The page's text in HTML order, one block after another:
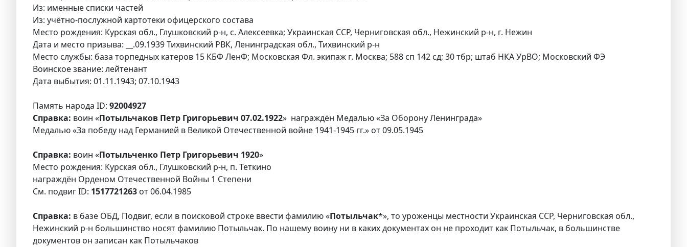
Из: именные списки частей
Из: учётно-послужной картотеки офицерского состава
Место рождения: Курская обл., Глушковский р-н, с. Алексеевка; Украинская ССР, Черниговская обл., Нежинский р-н, г. Нежин
Дата и место призыва: __.09.1939 Тихвинский РВК, Ленинградская обл., Тихвинский р-н
Место службы: база торпедных катеров 15 КБФ ЛенФ; Московская Фл. экипаж г. Москва; 588 сп 142 сд; 30 тбр; штаб НКА УрВО; Московский ФЭ
Воинское звание: лейтенант
Дата выбытия: 01.11.1943; 07.10.1943
Память народа ID: 92004927
Справка: воин «Потыльчаков Петр Григорьевич 07.02.1922» награждён Медалью «За Оборону Ленинграда»
Медалью «За победу над Германией в Великой Отечественной войне 1941-1945 гг.» от 09.05.1945
Справка: воин «Потыльченко Петр Григорьевич 1920»
Место рождения: Курская обл., Глушковский р-н, п. Теткино
награждён Орденом Отечественной Войны 1 Степени
См. подвиг ID: 1517721263 от 06.04.1985
Справка: в базе ОБД, Подвиг, если в поисковой строке ввести фамилию «Потыльчак*», то уроженцы местности Украинская ССР, Черниговская обл.,
Нежинский р-н большинство носят фамилию Потыльчак. По нашему воину ни в каких документах он не проходит как Потыльчак, в большинстве
документов он записан как Потыльчаков